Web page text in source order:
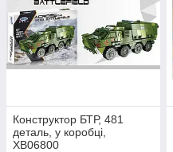
Конструктор БТР, 481
деталь, у коробці,
XB06800